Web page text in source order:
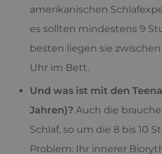
amerikanischen
es sollten mindestens 9
besten liegen sie
Uhr im Bett.
Und was ist mit den
Jahren)? Auch die
Schlaf, so um die 8 bis 10
Problem: Ihr innerer